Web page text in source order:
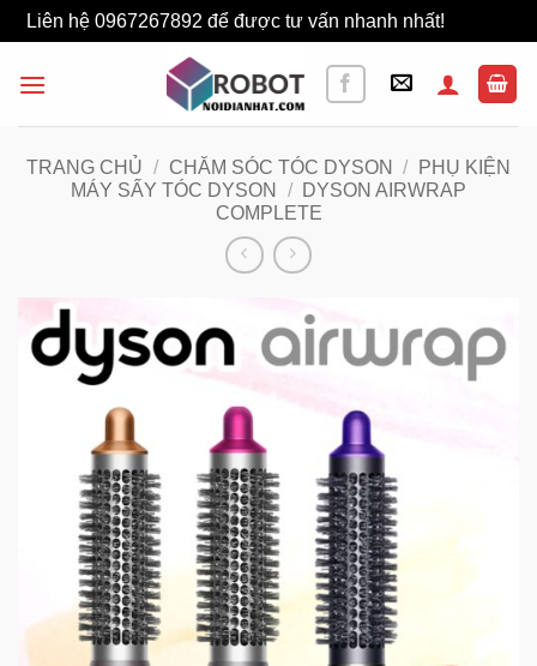
Liên hệ 0967267892 để được tư vấn nhanh nhất!
qua
TRANG CHỦ / CHĂM SÓC TÓC DYSON /
PHỤ KIỆN
MÁY SẤY TÓC DYSON
/
DYSON AIRWRAP
COMPLETE